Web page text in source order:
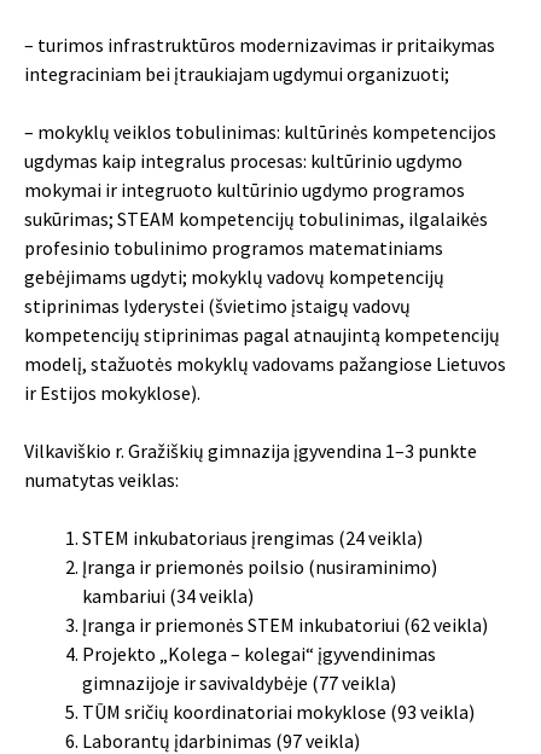
– turimos infrastruktūros modernizavimas ir pritaikymas
integraciniam bei įtraukiajam ugdymui organizuoti;
– mokyklų veiklos tobulinimas: kultūrinės kompetencijos
ugdymas kaip integralus procesas: kultūrinio ugdymo
mokymai ir integruoto kultūrinio ugdymo programos
sukūrimas; STEAM kompetencijų tobulinimas, ilgalaikės
profesinio tobulinimo programos matematiniams
gebėjimams ugdyti; mokyklų vadovų kompetencijų
stiprinimas lyderystei (švietimo įstaigų vadovų
kompetencijų stiprinimas pagal atnaujintą kompetencijų
modelį, stažuotės mokyklų vadovams pažangiose Lietuvos
ir Estijos mokyklose).
Vilkaviškio r. Gražiškių gimnazija įgyvendina 1–3 punkte
numatytas veiklas:
STEM inkubatoriaus įrengimas (24 veikla)
Įranga ir priemonės poilsio (nusiraminimo)
kambariui (34 veikla)
Įranga ir priemonės STEM inkubatoriui (62 veikla)
Projekto „Kolega – kolegai“ įgyvendinimas
gimnazijoje ir savivaldybėje (77 veikla)
TŪM sričių koordinatoriai mokyklose (93 veikla)
Laborantų įdarbinimas (97 veikla)